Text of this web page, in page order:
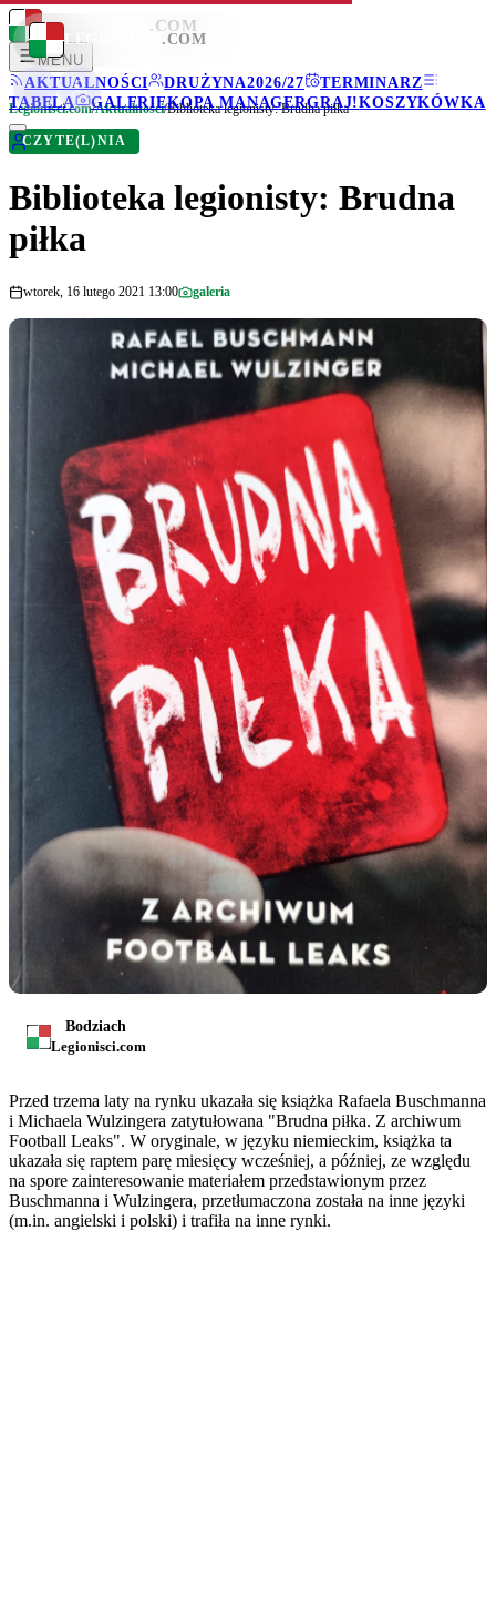
LEGIONISCI .COM
MENU
AKTUALNOŚCI
DRUŻYNA2026/27
TERMINARZ
TABELA
GALERIEKOPA MANAGERGRAJ!KOSZYKÓWKA
LEGIONISCI .COM
Legionisci.com/Aktualności/Biblioteka legionisty: Brudna piłka
CZYTE(L)NIA
Biblioteka legionisty: Brudna
piłka
wtorek, 16 lutego 2021 13:00 galeria
Bodziach
Legionisci.com
Przed trzema laty na rynku ukazała się książka Rafaela Buschmanna
i Michaela Wulzingera zatytułowana "Brudna piłka. Z archiwum
Football Leaks". W oryginale, w języku niemieckim, książka ta
ukazała się raptem parę miesięcy wcześniej, a później, ze względu
na spore zainteresowanie materiałem przedstawionym przez
Buschmanna i Wulzingera, przetłumaczona została na inne języki
(m.in. angielski i polski) i trafiła na inne rynki.